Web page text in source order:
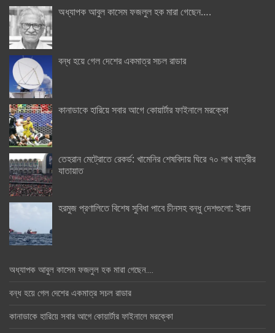
অধ্যাপক আবুল কাসেম ফজলুল হক মারা গেছেন….
বন্ধ হয়ে গেল দেশের একমাত্র সচল রাডার
কানাডাকে হারিয়ে সবার আগে কোয়ার্টার ফাইনালে মরক্কো
তেহরান মেট্রোতে রেকর্ড: খামেনির শেষবিদায় ঘিরে ৭০ লাখ যাত্রীর
যাতায়াত
হরমুজ প্রণালিতে বিশেষ সুবিধা পাবে চীনসহ বন্ধু দেশগুলো: ইরান
অধ্যাপক আবুল কাসেম ফজলুল হক মারা গেছেন….
বন্ধ হয়ে গেল দেশের একমাত্র সচল রাডার
কানাডাকে হারিয়ে সবার আগে কোয়ার্টার ফাইনালে মরক্কো